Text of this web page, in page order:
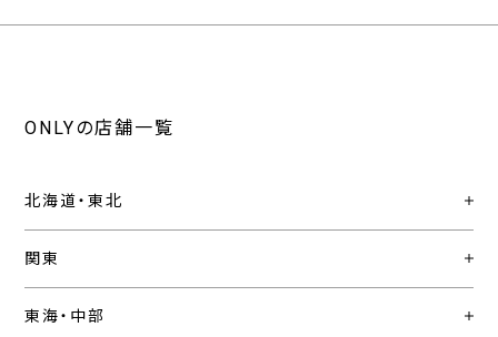
ONLYの店舗一覧
北海道・東北
関東
東海・中部